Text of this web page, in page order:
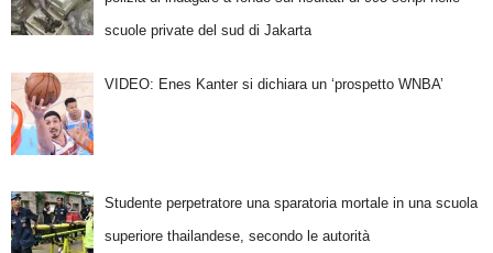
scuole private del sud di Jakarta
VIDEO: Enes Kanter si dichiara un ‘prospetto WNBA’
Studente perpetratore una sparatoria mortale in una scuola
superiore thailandese, secondo le autorità